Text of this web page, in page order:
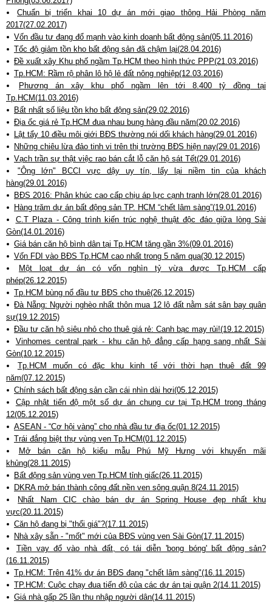
Chuẩn bị triển khai 10 dự án mới giao thông Hải Phòng năm
2017(27.02.2017)
Vốn đầu tư đang đổ mạnh vào kinh doanh bất động sản(05.11.2016)
Tốc độ giảm tồn kho bất động sản đã chậm lại(28.04.2016)
Đề xuất xây Khu phố ngầm Tp.HCM theo hình thức PPP(21.03.2016)
Tp.HCM: Rầm rộ phân lô hộ lẻ đất nông nghiệp(12.03.2016)
Phương án xây khu phố ngầm lên tới 8.400 tỷ đồng tại
Tp.HCM(11.03.2016)
Bất nhất số liệu tồn kho bất động sản(29.02.2016)
Địa ốc giá rẻ Tp.HCM đua nhau bung hàng đầu năm(20.02.2016)
Lật tẩy 10 điều môi giới BĐS thường nói dối khách hàng(29.01.2016)
Những chiêu lừa đảo tinh vi trên thị trường BĐS hiện nay(29.01.2016)
Vạch trần sự thật việc rao bán cắt lỗ căn hộ sát Tết(29.01.2016)
"Ông lớn" BCCI vực dậy uy tín, lấy lại niềm tin của khách
hàng(29.01.2016)
BĐS 2016: Phân khúc cao cấp chịu áp lực cạnh tranh lớn(28.01.2016)
Hàng trăm dự án bất động sản TP. HCM “chết lâm sàng”(19.01.2016)
C.T Plaza - Công trình kiến trúc nghệ thuật độc đáo giữa lòng Sài
Gòn(14.01.2016)
Giá bán căn hộ bình dân tại Tp.HCM tăng gần 3%(09.01.2016)
Vốn FDI vào BĐS Tp.HCM cao nhất trong 5 năm qua(30.12.2015)
Một loạt dự án có vốn nghìn tỷ vừa được Tp.HCM cấp
phép(26.12.2015)
Tp.HCM bùng nổ đầu tư BĐS cho thuê(26.12.2015)
Đà Nẵng: Người nghèo nhất thôn mua 12 lô đất nằm sát sân bay quân
sự(19.12.2015)
Đầu tư căn hộ siêu nhỏ cho thuê giá rẻ: Canh bạc may rủi!(19.12.2015)
Vinhomes central park - khu căn hộ đẳng cấp hạng sang nhất Sài
Gòn(10.12.2015)
Tp.HCM muốn có đặc khu kinh tế với thời hạn thuê đất 99
năm(07.12.2015)
Chính sách bất động sản cần cái nhìn dài hơi(05.12.2015)
Cập nhật tiến độ một số dự án chung cư tại Tp.HCM trong tháng
12(05.12.2015)
ASEAN - “Cơ hội vàng” cho nhà đầu tư địa ốc(01.12.2015)
Trái đắng biệt thự vùng ven Tp.HCM(01.12.2015)
Mở bán căn hộ kiểu mẫu Phú Mỹ Hưng với khuyến mãi
khủng(28.11.2015)
Bất động sản vùng ven Tp.HCM tỉnh giấc(26.11.2015)
DKRA mở bán thành công đất nền ven sông quận 8(24.11.2015)
Nhất Nam CIC chào bán dự án Spring House đẹp nhất khu
vực(20.11.2015)
Căn hộ đang bị "thổi giá"?(17.11.2015)
Nhà xây sẵn - "mốt" mới của BĐS vùng ven Sài Gòn(17.11.2015)
Tiền vay đổ vào nhà đất, có tái diễn 'bong bóng' bất động sản?
(16.11.2015)
Tp.HCM: Trên 41% dự án BĐS đang "chết lâm sàng"(16.11.2015)
TP.HCM: Cuộc chạy đua tiến độ của các dự án tại quận 2(14.11.2015)
Giá nhà gấp 25 lần thu nhập người dân(14.11.2015)